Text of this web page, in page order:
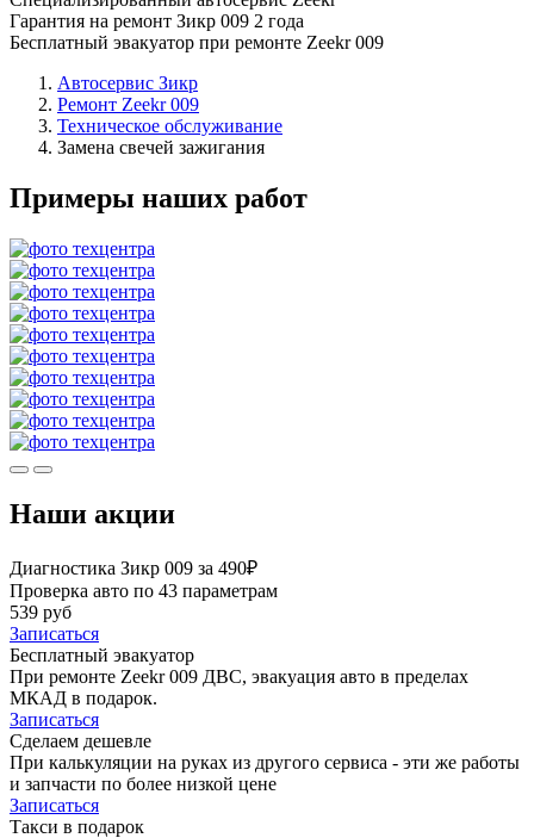
Гарантия на ремонт Зикр 009 2 года
Бесплатный эвакуатор при ремонте Zeekr 009
Автосервис Зикр
Ремонт Zeekr 009
Техническое обслуживание
Замена свечей зажигания
Примеры наших работ
Наши акции
Диагностика Зикр 009 за 490₽
Проверка авто по 43 параметрам
539 руб
Записаться
Бесплатный эвакуатор
При ремонте Zeekr 009 ДВС, эвакуация авто в пределах
МКАД в подарок.
Записаться
Сделаем дешевле
При калькуляции на руках из другого сервиса - эти же работы
и запчасти по более низкой цене
Записаться
Такси в подарок